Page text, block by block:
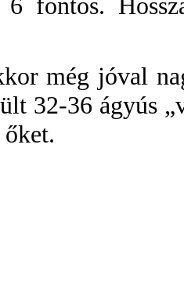
még jóval
32-36 ágyús